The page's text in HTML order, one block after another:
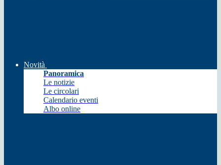
Novità
Panoramica
Le notizie
Le circolari
Calendario eventi
Albo online